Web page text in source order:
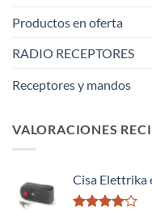
Productos en oferta
RADIO RECEPTORES
Receptores y mandos
VALORACIONES
Cisa Elettrika